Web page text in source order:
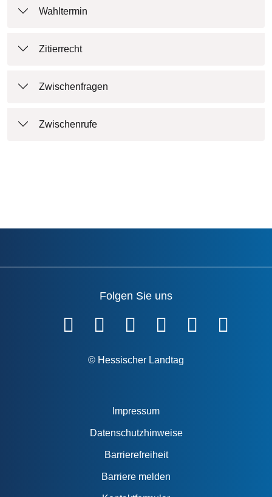
Wahltermin
Zitierrecht
Zwischenfragen
Zwischenrufe
Folgen Sie uns
© Hessischer Landtag
Impressum
Datenschutzhinweise
Barrierefreiheit
Barriere melden